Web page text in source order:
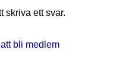
skriva ett svar.
bli medlem